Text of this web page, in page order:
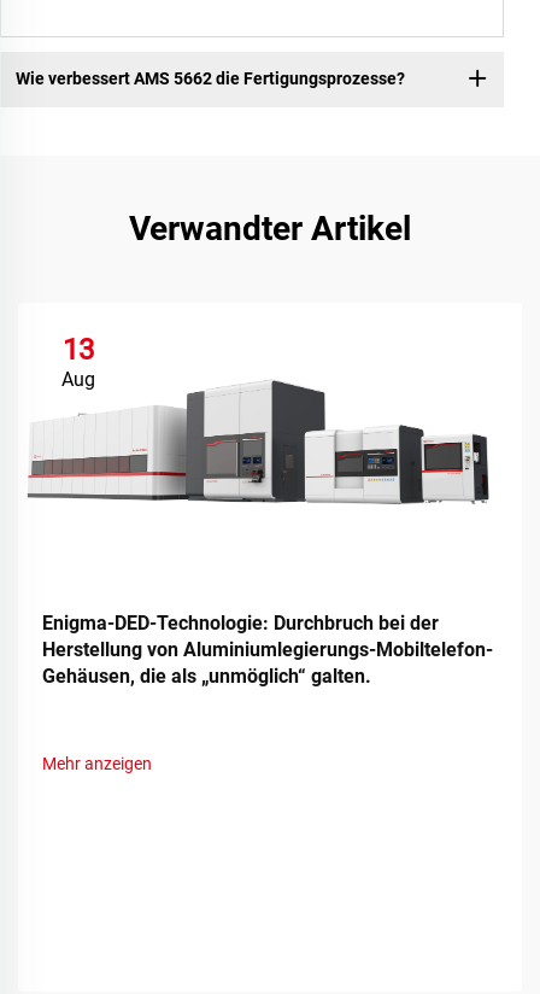
Wie verbessert AMS 5662 die Fertigungsprozesse?
Verwandter Artikel
13
Aug
Enigma-DED-Technologie: Durchbruch bei der
Herstellung von Aluminiumlegierungs-Mobiltelefon-
Gehäusen, die als „unmöglich“ galten.
Mehr anzeigen